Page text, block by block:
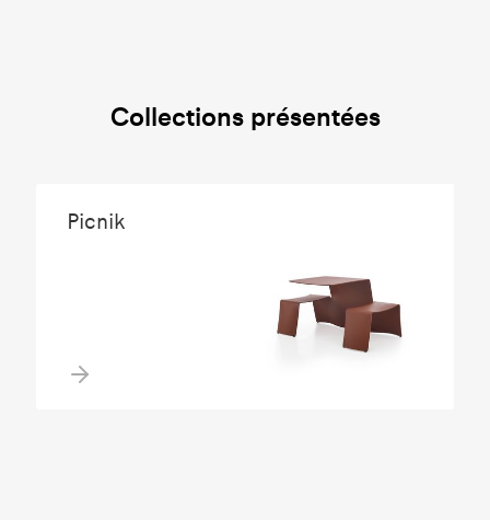
Collections présentées
Picnik